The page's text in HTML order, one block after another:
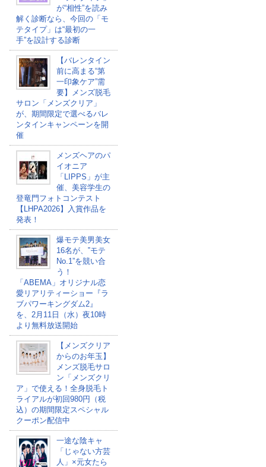
が“相性”を読み
解く診断なら、今回の「モ
テタイプ」は“最初の一
手”を設計する診断
【バレンタイン
前に高まる“第
一印象ケア”需
要】メンズ脱毛
サロン「メンズクリア」
が、期間限定で選べるバレ
ンタインキャンペーンを開
催
メンズヘアのパ
イオニア
「LIPPS」が主
催、美容学生の
登竜門フォトコンテスト
【LHPA2026】入賞作品を
発表！
爆モテ美男美女
16名が、‟モテ
No.1”を競い合
う！
「ABEMA」オリジナル恋
愛リアリティーショー『ラ
ブパワーキングダム2』
を、2月11日（水）夜10時
より無料放送開始
【メンズクリア
からのお年玉】
メンズ脱毛サロ
ン「メンズクリ
ア」で使える！全身脱毛ト
ライアルが初回980円（税
込）の期間限定スペシャル
クーポン配信中
一途な陰キャ
「じゃない方芸
人」×元女たら